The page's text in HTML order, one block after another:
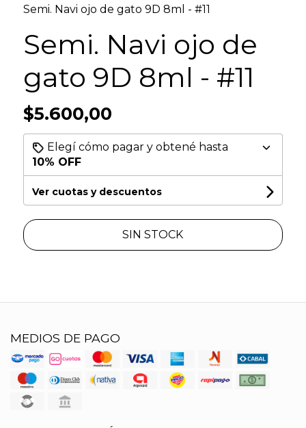
Semi. Navi ojo de gato 9D 8ml - #11
Semi. Navi ojo de
gato 9D 8ml - #11
$5.600,00
Elegí cómo pagar y obtené hasta
10% OFF
Ver cuotas y descuentos
SIN STOCK
MEDIOS DE PAGO